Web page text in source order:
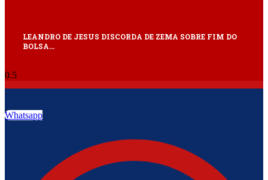
LEANDRO DE JESUS DISCORDA DE ZEMA SOBRE FIM DO
BOLSA…
Whatsapp